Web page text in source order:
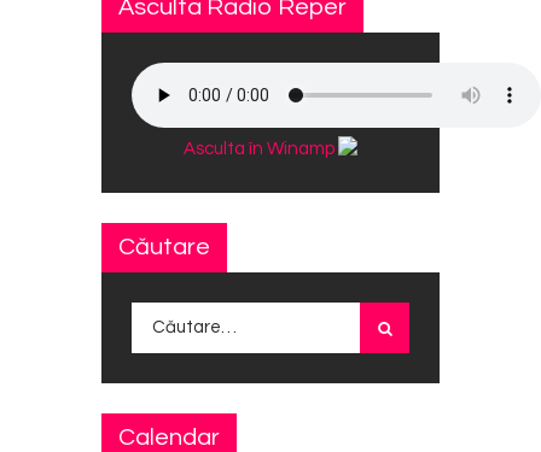
Asculta Radio Reper
Asculta în Winamp
Căutare
Calendar